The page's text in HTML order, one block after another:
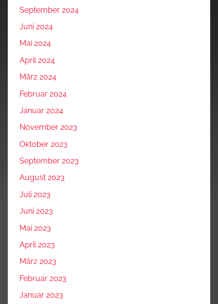
September 2024
Juni 2024
Mai 2024
April 2024
März 2024
Februar 2024
Januar 2024
November 2023
Oktober 2023
September 2023
August 2023
Juli 2023
Juni 2023
Mai 2023
April 2023
März 2023
Februar 2023
Januar 2023